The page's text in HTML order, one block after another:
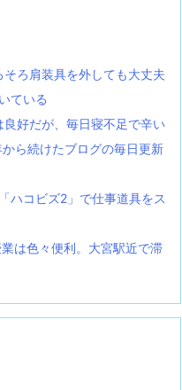
ろ肩装具を外しても大丈夫
ている
好だが、毎日寝不足で辛い
ら続けたブログの毎日更新
ハコビズ2」で仕事道具をス
は色々便利。大宮駅近で滞